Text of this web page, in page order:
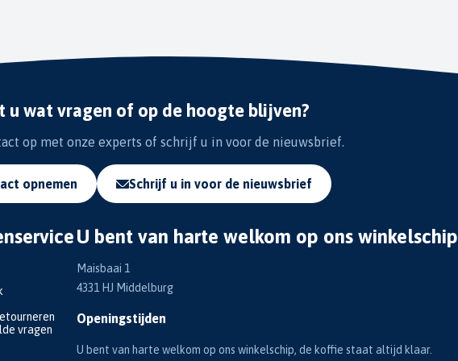
u wat vragen of op de hoogte blijven?
op met onze experts of schrijf u in voor de nieuwsbrief.
opnemen Schrijf u in voor de nieuwsbrief
vragen
U bent van harte welkom op ons winkelschip
Maisbaai 1
4331 HJ Middelburg
Openingstijden
U bent van harte welkom op ons winkelschip, de koffie staat altijd klaar.